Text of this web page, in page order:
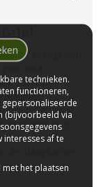
brengt een
voert of
bloemstuk
ruimte nog
steeds
de slaapkamer
van
technieken.
functioneren,
gepersonaliseerde
(bijvoorbeeld via
af te
met het plaatsen